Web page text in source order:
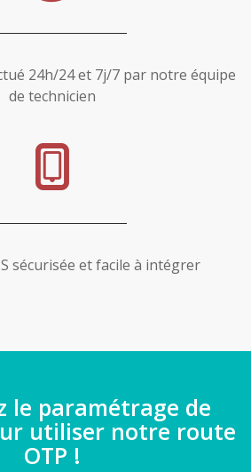
24h/24 et 7j/7 par notre équipe
de technicien
sécurisée et facile à intégrer
utiliser notre route
OTP !